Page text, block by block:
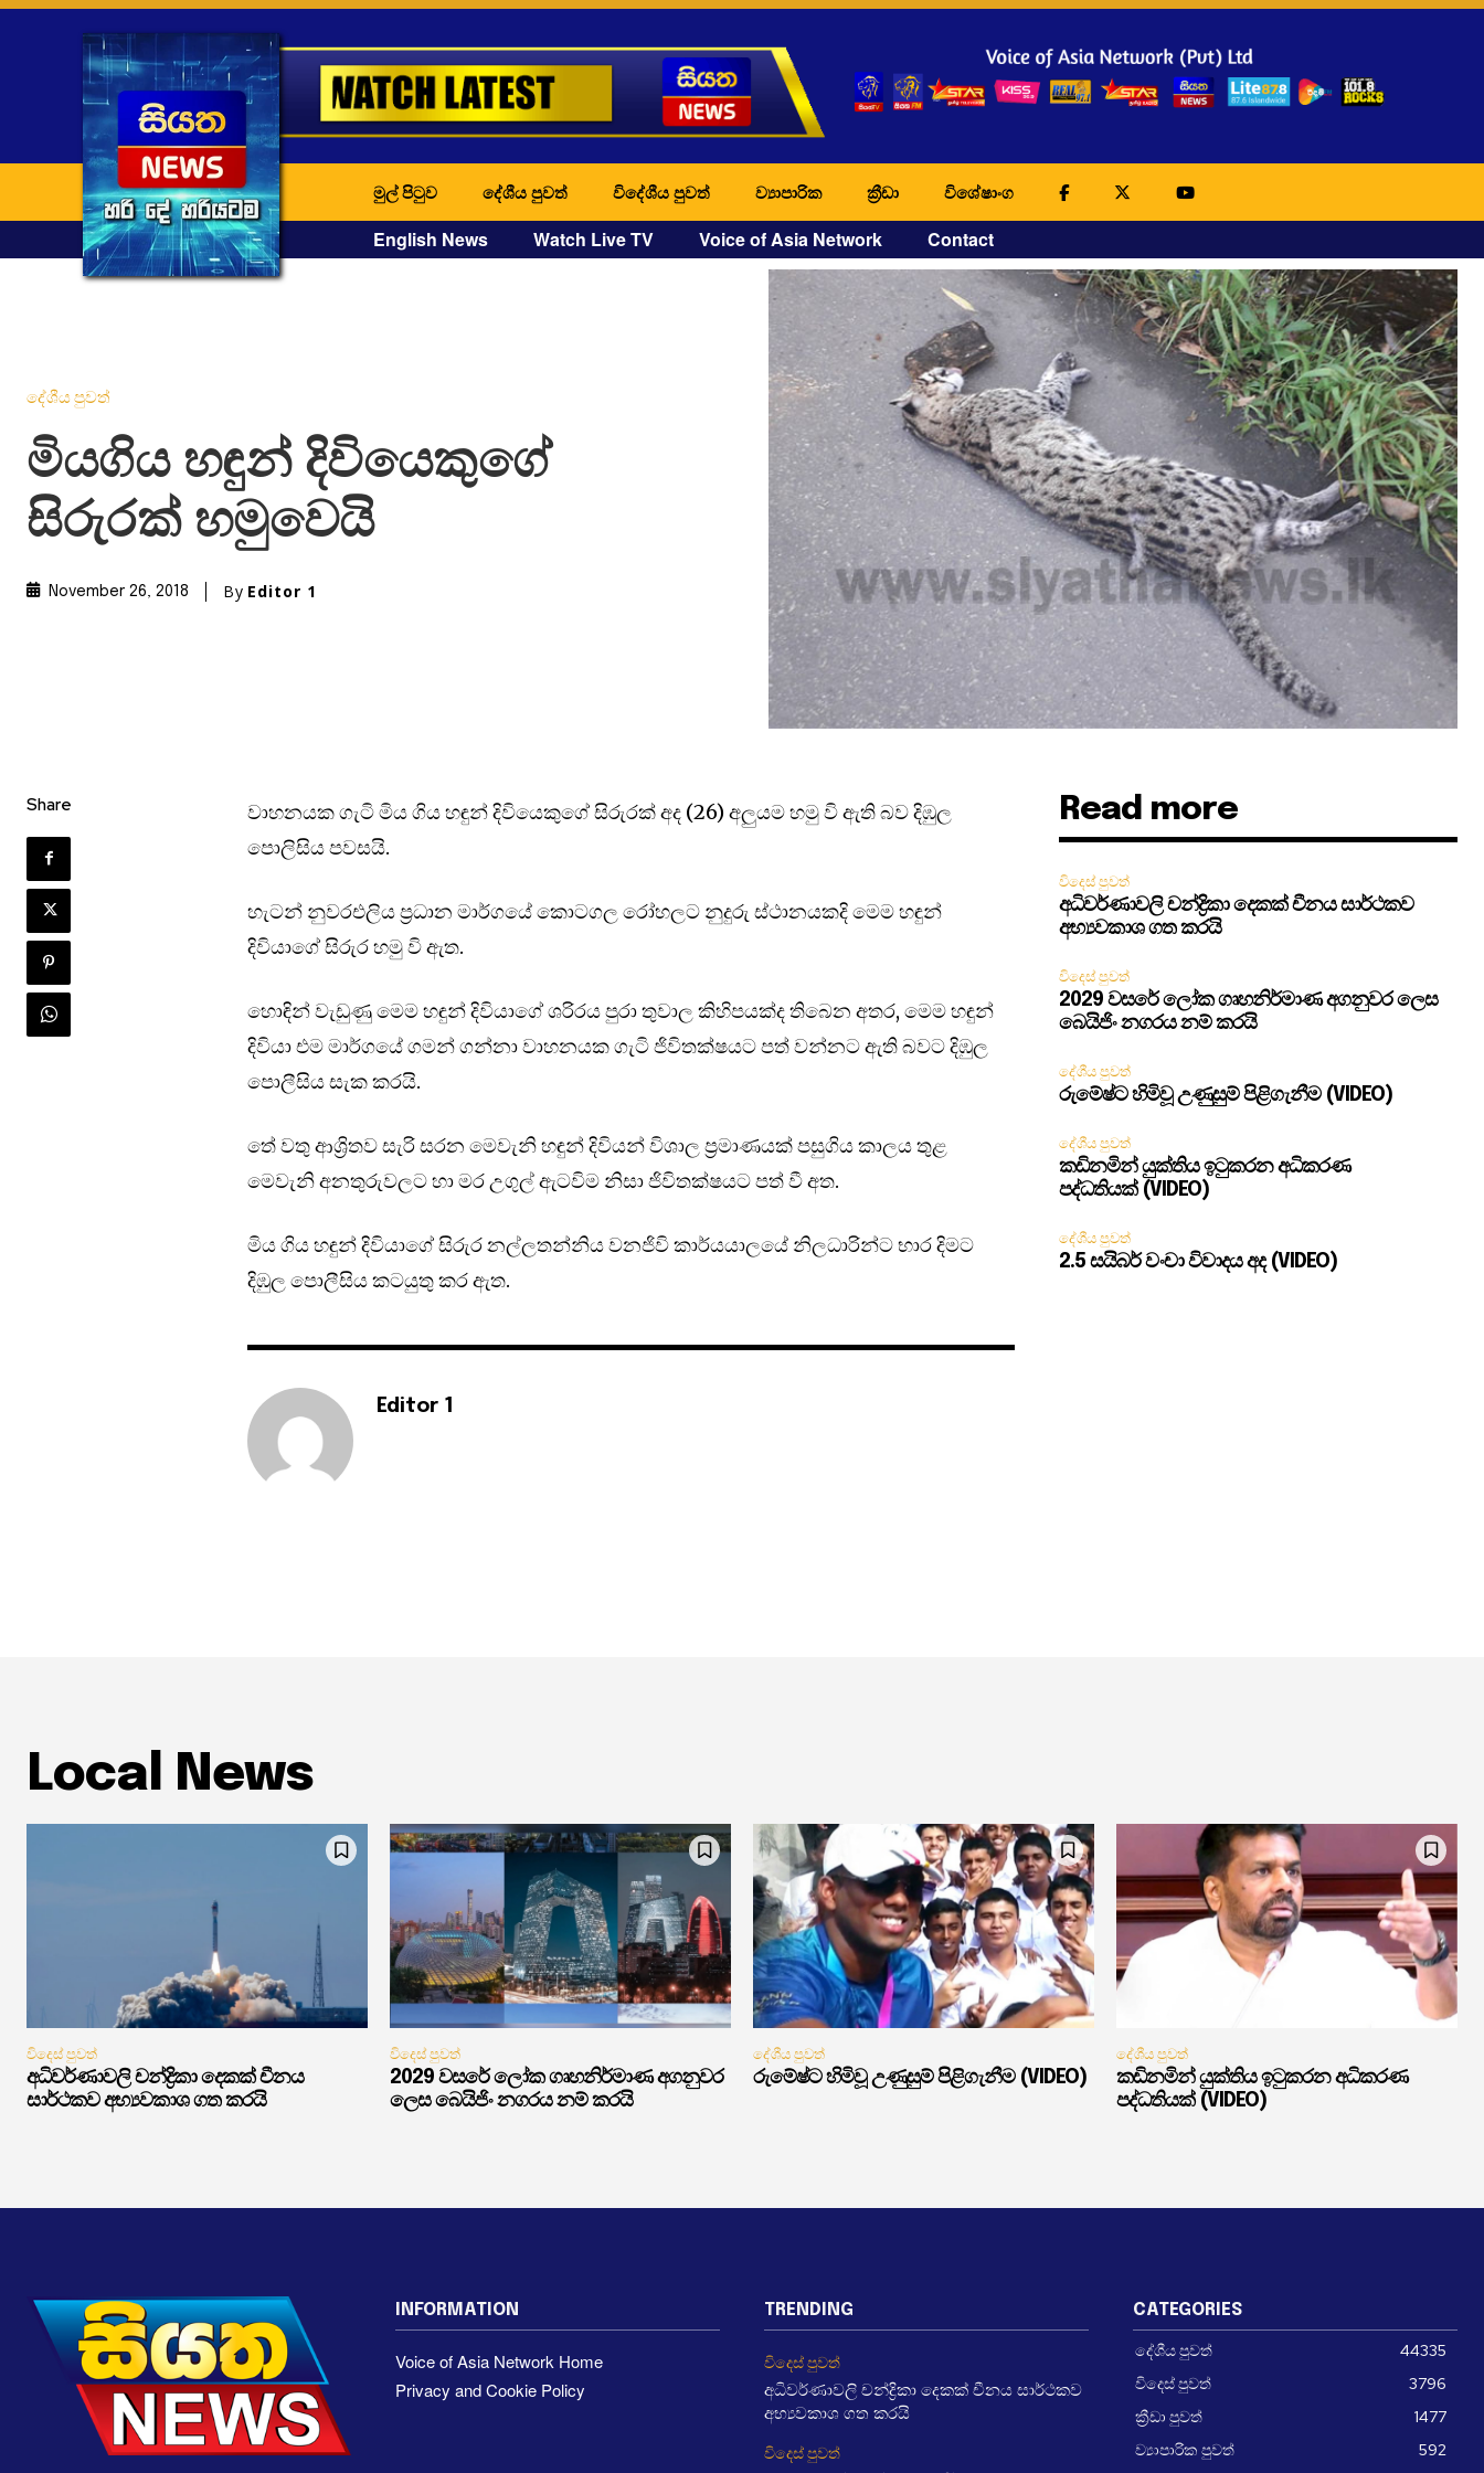
මුල් පිටුව දේශීය පුවත් විදේශීය පුවත් ව්‍යාපාරික ක්‍රීඩා විශේෂාංග
English News Watch Live TV Voice of Asia Network Contact
දේශීය පුවත්
මියගිය හඳුන් දිවියෙකුගේ
සිරුරක් හමුවෙයි
November 26, 2018 By Editor 1
Share
වාහනයක ගැටි මිය ගිය හඳුන් දිවියෙකුගේ සිරුරක් අද (26) අලුයම හමු වි ඇති බව දිඹුල
පොලිසිය පවසයි.
හැටන් නුවරඑලිය ප්‍රධාන මාර්ගයේ කොටගල රෝහලට නුදුරු ස්ථානයකදි මෙම හඳුන්
දිවියාගේ සිරුර හමු වි ඇත.
හොඳින් වැඩුණු මෙම හඳුන් දිවියාගේ ශරිරය පුරා තුවාල කිහිපයක්ද තිබෙන අතර, මෙම හඳුන්
දිවියා එම මාර්ගයේ ගමන් ගන්නා වාහනයක ගැටි ජිවිතක්ෂයට පත් වන්නට ඇති බවට දිඹුල
පොලීසිය සැක කරයි.
තේ වතු ආශ්‍රිතව සැරි සරන මෙවැනි හඳුන් දිවියන් විශාල ප්‍රමාණයක් පසුගිය කාලය තුළ
මෙවැනි අනතුරුවලට හා මර උගුල් ඇටවිම නිසා ජිවිතක්ෂයට පත් වී අත.
මිය ගිය හඳුන් දිවියාගේ සිරුර නල්ලතන්නිය වනජිවි කාර්යයාලයේ නිලධාරින්ට භාර දිමට
දිඹුල පොලීසිය කටයුතු කර ඇත.
Editor 1
Read more
විදෙස් පුවත්
අධිවර්ණාවලි චන්ද්‍රිකා දෙකක් චීනය සාර්ථකව
අභ්‍යවකාශ ගත කරයි
විදෙස් පුවත්
2029 වසරේ ලෝක ගෘහනිර්මාණ අගනුවර ලෙස
බෙයිජිං නගරය නම් කරයි
දේශීය පුවත්
රුමේෂ්ට හිමිවූ උණුසුම් පිළිගැනීම (VIDEO)
දේශීය පුවත්
කඩිනමින් යුක්තිය ඉටුකරන අධිකරණ
පද්ධතියක් (VIDEO)
දේශීය පුවත්
2.5 සයිබර් වංචා විවාදය අද (VIDEO)
Local News
විදෙස් පුවත්
අධිවර්ණාවලි චන්ද්‍රිකා දෙකක් චීනය
සාර්ථකව අභ්‍යවකාශ ගත කරයි
විදෙස් පුවත්
2029 වසරේ ලෝක ගෘහනිර්මාණ අගනුවර
ලෙස බෙයිජිං නගරය නම් කරයි
දේශීය පුවත්
රුමේෂ්ට හිමිවූ උණුසුම් පිළිගැනීම (VIDEO)
දේශීය පුවත්
කඩිනමින් යුක්තිය ඉටුකරන අධිකරණ
පද්ධතියක් (VIDEO)
INFORMATION
Voice of Asia Network Home
Privacy and Cookie Policy
TRENDING
විදෙස් පුවත්
අධිවර්ණාවලි චන්ද්‍රිකා දෙකක් චීනය සාර්ථකව
අභ්‍යවකාශ ගත කරයි
විදෙස් පුවත්
CATEGORIES
දේශීය පුවත්
44335
විදෙස් පුවත්
3796
ක්‍රීඩා පුවත්
1477
ව්‍යාපාරික පුවත්
592